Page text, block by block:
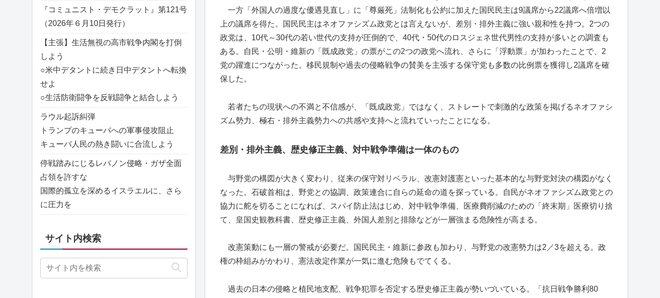
一方「外国人の過度な優遇見直し」に「尊厳死」法制化も公約に加えた国民民主は9議席から22議席へ倍増以
上の議席を得た。国民民主はネオファシズム政党とは言えないが、差別・排外主義に強い親和性を持つ。2つの
政党は、10代～30代の若い世代の支持が圧倒的で、40代・50代のロスジェネ世代男性の支持が多いとの調査も
ある。自民・公明・維新の「既成政党」の票がこの2つの政党へ流れ、さらに「浮動票」が加わったことで、2
党の躍進につながった。移民規制や過去の侵略戦争の賛美を主張する保守党も多数の比例票を獲得し2議席を確
保した。
若者たちの現状への不満と不信感が、「既成政党」ではなく、ストレートで刺激的な政策を掲げるネオファシ
ズム勢力、極右・排外主義勢力への共感や支持へと流れていったことになる。
差別・排外主義、歴史修正主義、対中戦争準備は一体のもの
与野党の構図が大きく変わり、従来の保守対リベラル、改憲対護憲といった基本的な与野党対決の構図がなく
なった。石破首相は、野党との協調、政策連合に自らの延命の道を探っている。自民がネオファシズム政党との
協力に舵を切ることになれば、スパイ防止法はじめ、対中戦争準備、医療費削減のための「終末期」医療切り捨
て、皇国史観教科書、歴史修正主義、外国人差別と排除などが一層強まる危険性が高まる。
改憲策動にも一層の警戒が必要だ。国民民主・維新に参政も加わり、与野党の改憲勢力は2／3を超える。政
権の枠組みがかわり、憲法改定作業が一気に進む危険もでてくる。
過去の日本の侵略と植民地支配、戦争犯罪を否定する歴史修正主義が勢いづいている。「抗日戦争勝利80
『コミュニスト・デモクラット』第121号
（2026年６月10日発行）
【主張】生活無視の高市戦争内閣を打倒
しよう
○米中デタントに続き日中デタントへ転換
せよ
○生活防衛闘争を反戦闘争と結合しよう
ラウル起訴糾弾
トランプのキューバへの軍事侵攻阻止
キューバ人民の熱き闘いに合流しよう
停戦踏みにじるレバノン侵略・ガザ全面
占領を許すな
国際的孤立を深めるイスラエルに、さら
に圧力を
サイト内検索